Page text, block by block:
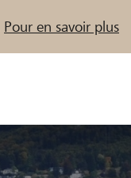
Pour en savoir plus